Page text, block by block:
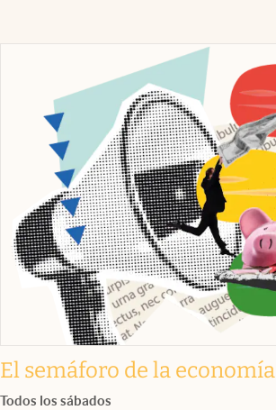
El semáforo de la economía
Todos los sábados